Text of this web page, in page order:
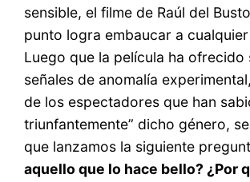
sensible, el filme de Raúl del
punto logra embaucar a
Luego que la película ha ofrecido
señales de anomalía
de los espectadores que han
triunfantemente” dicho género,
que lanzamos la siguiente
aquello que lo hace bello? ¿Por